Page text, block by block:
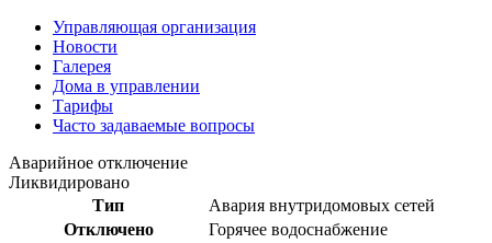
Управляющая организация
Новости
Галерея
Дома в управлении
Тарифы
Часто задаваемые вопросы
Аварийное отключение
Ликвидировано
Тип
Авария внутридомовых сетей
Отключено
Горячее водоснабжение